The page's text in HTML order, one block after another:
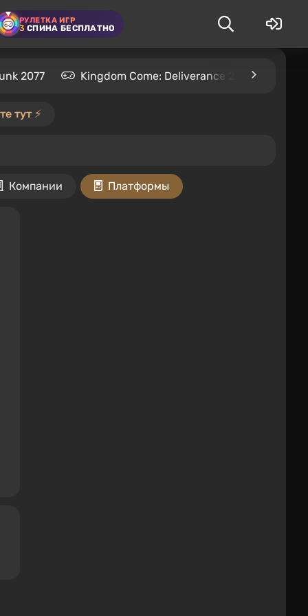
РУЛЕТКА ИГР
3 СПИНА БЕСПЛАТНО
2077 Kingdom Come: Deliverance 2
тут ⚡️
Компании Платформы